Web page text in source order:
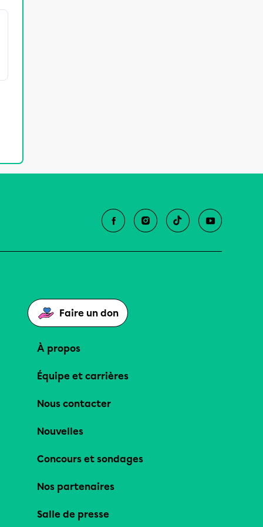
Faire un don
À propos
Équipe et carrières
Nous contacter
Nouvelles
Concours et sondages
Nos partenaires
Salle de presse